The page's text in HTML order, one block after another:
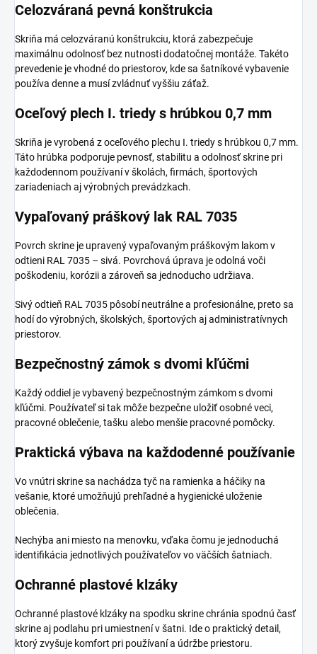
Celozváraná pevná konštrukcia
Skriňa má celozváranú konštrukciu, ktorá zabezpečuje
maximálnu odolnosť bez nutnosti dodatočnej montáže. Takéto
prevedenie je vhodné do priestorov, kde sa šatníkové vybavenie
používa denne a musí zvládnuť vyššiu záťaž.
Oceľový plech I. triedy s hrúbkou 0,7 mm
Skriňa je vyrobená z oceľového plechu I. triedy s hrúbkou 0,7 mm.
Táto hrúbka podporuje pevnosť, stabilitu a odolnosť skrine pri
každodennom používaní v školách, firmách, športových
zariadeniach aj výrobných prevádzkach.
Vypaľovaný práškový lak RAL 7035
Povrch skrine je upravený vypaľovaným práškovým lakom v
odtieni RAL 7035 – sivá. Povrchová úprava je odolná voči
poškodeniu, korózii a zároveň sa jednoducho udržiava.
Sivý odtieň RAL 7035 pôsobí neutrálne a profesionálne, preto sa
hodí do výrobných, školských, športových aj administratívnych
priestorov.
Bezpečnostný zámok s dvomi kľúčmi
Každý oddiel je vybavený bezpečnostným zámkom s dvomi
kľúčmi. Používateľ si tak môže bezpečne uložiť osobné veci,
pracovné oblečenie, tašku alebo menšie pracovné pomôcky.
Praktická výbava na každodenné používanie
Vo vnútri skrine sa nachádza tyč na ramienka a háčiky na
vešanie, ktoré umožňujú prehľadné a hygienické uloženie
oblečenia.
Nechýba ani miesto na menovku, vďaka čomu je jednoduchá
identifikácia jednotlivých používateľov vo väčších šatniach.
Ochranné plastové klzáky
Ochranné plastové klzáky na spodku skrine chránia spodnú časť
skrine aj podlahu pri umiestnení v šatni. Ide o praktický detail,
ktorý zvyšuje komfort pri používaní a údržbe priestoru.